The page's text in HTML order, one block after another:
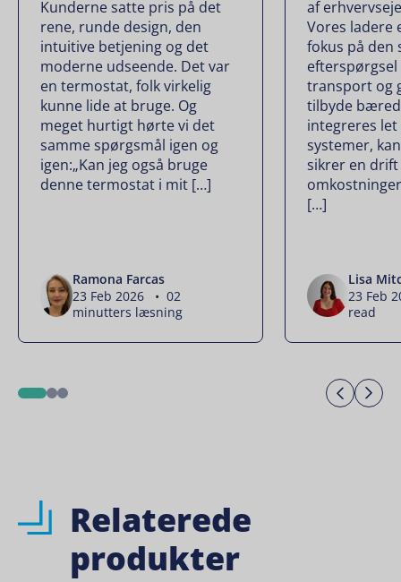
Kunderne satte pris på det
rene, runde design, den
intuitive betjening og det
moderne udseende. Det var
en termostat, folk virkelig
kunne lide at bruge. Og
meget hurtigt hørte vi det
samme spørgsmål igen og
igen:„Kan jeg også bruge
denne termostat i mit […]
Ramona Farcas
23 Feb 2026 • 02
minutters læsning
af
Vores ladere
fokus på den
transport og
tilbyde
integreres
systemer,
sikrer en drift
[…]
Lisa
23 Feb
read
12
Relaterede
produkter